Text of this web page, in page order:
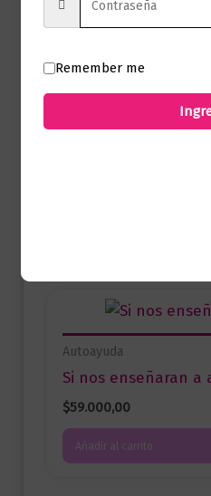
Solo los usuarios
comprado este
Autoayuda
Si nos enseñaran a
$59.000,00
Añadir al carrito
Remember me